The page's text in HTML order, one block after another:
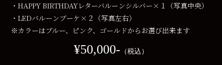
・HAPPY BIRTHDAYレターバルーンシルバー×１（写真中央）
・LEDバルーンブーケ×２（写真左右）
※カラーはブルー、ピンク、ゴールドからお選び出来ます
¥50,000‐ （税込）